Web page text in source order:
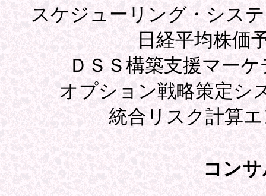
スケジューリング・シス
日経平均株価
ＤＳＳ構築支援マー
オプション戦略策定シ
統合リスク計算
コン